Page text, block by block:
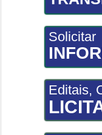
Solicitar
Editais,